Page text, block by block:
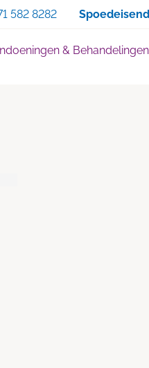
582 8282
& Behandelingen